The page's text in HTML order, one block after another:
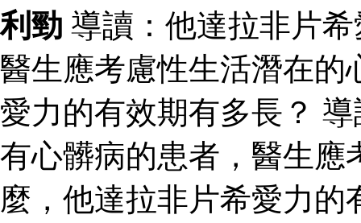
利勁 導讀：他達拉非片
醫生應考慮性生活潛在的
愛力的有效期有多長？
有心髒病的患者，醫生應
麼，他達拉非片希愛力